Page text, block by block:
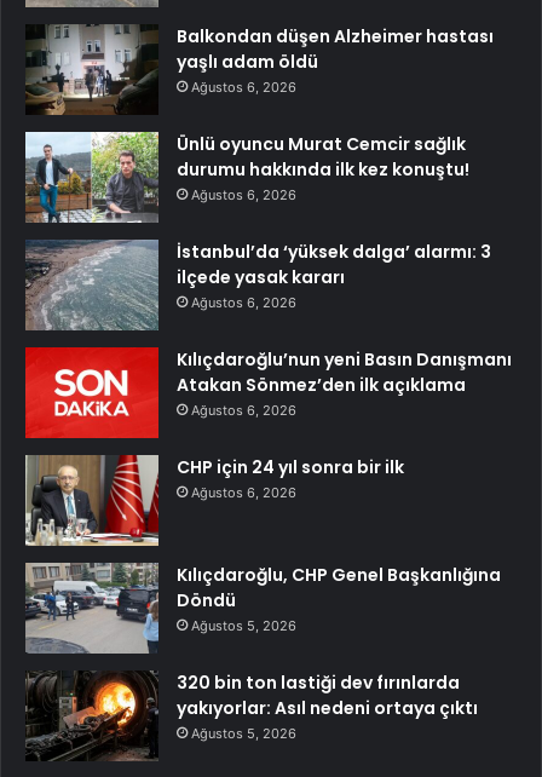
Balkondan düşen Alzheimer hastası
yaşlı adam öldü
Ağustos 6, 2026
Ünlü oyuncu Murat Cemcir sağlık
durumu hakkında ilk kez konuştu!
Ağustos 6, 2026
İstanbul’da ‘yüksek dalga’ alarmı: 3
ilçede yasak kararı
Ağustos 6, 2026
Kılıçdaroğlu’nun yeni Basın Danışmanı
Atakan Sönmez’den ilk açıklama
Ağustos 6, 2026
CHP için 24 yıl sonra bir ilk
Ağustos 6, 2026
Kılıçdaroğlu, CHP Genel Başkanlığına
Döndü
Ağustos 5, 2026
320 bin ton lastiği dev fırınlarda
yakıyorlar: Asıl nedeni ortaya çıktı
Ağustos 5, 2026